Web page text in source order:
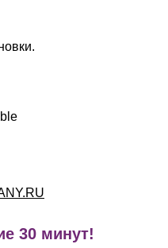
30 минут!